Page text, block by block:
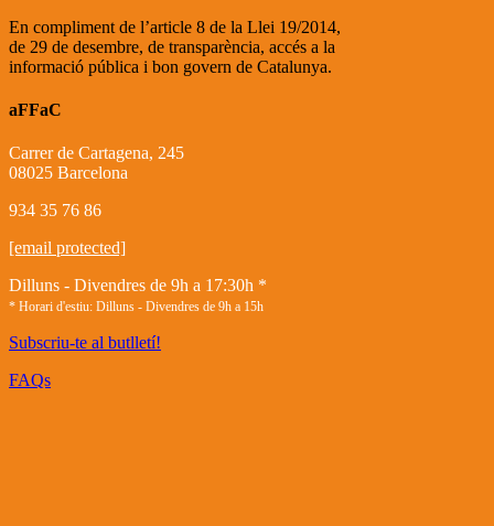
En compliment de l’article 8 de la Llei 19/2014,
de 29 de desembre, de transparència, accés a la
informació pública i bon govern de Catalunya.
aFFaC
Carrer de Cartagena, 245
08025 Barcelona
934 35 76 86
[email protected]
Dilluns - Divendres de 9h a 17:30h *
* Horari d'estiu: Dilluns - Divendres de 9h a 15h
Subscriu-te al butlletí!
FAQs